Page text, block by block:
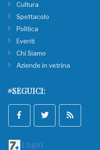
Cultura
Spettacolo
Politica
Eventi
Chi Siamo
Aziende in vetrina
#SEGUICI:
Login